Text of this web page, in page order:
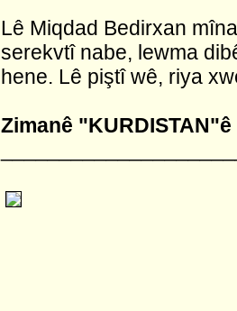
Lê Miqdad Bedirxan
serekvtî nabe, lewma
hene. Lê piştî wê, riya
Zimanê "KURDISTAN"ê